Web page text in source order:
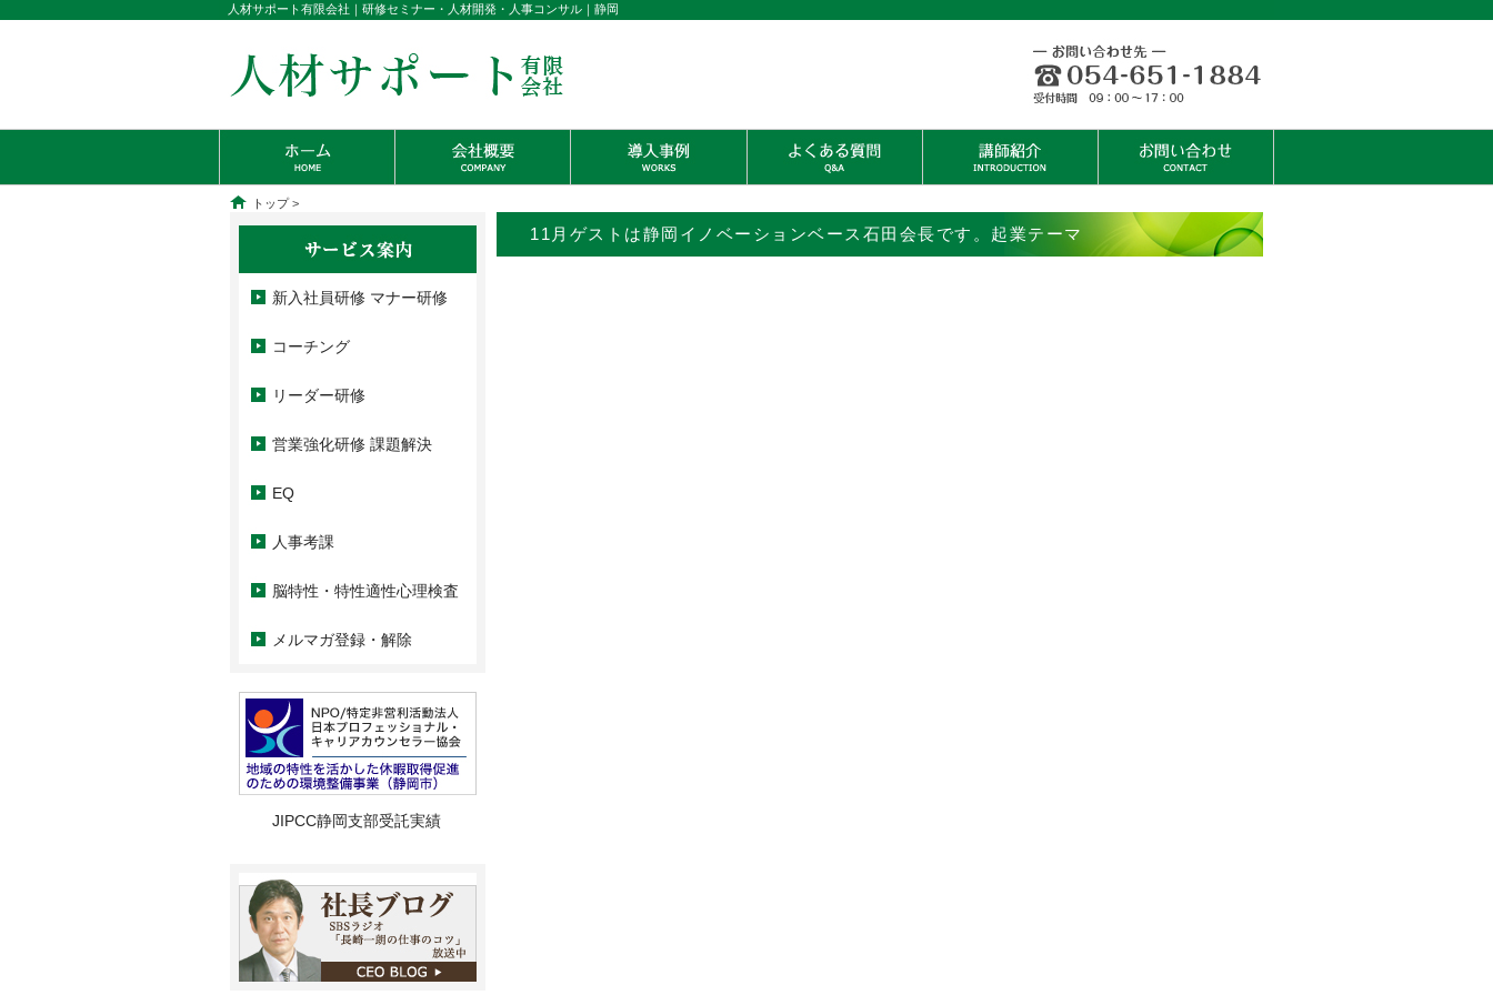
人材サポート有限会社｜研修セミナー・人材開発・人事コンサル｜静岡
トップ>
11月ゲストは静岡イノベーションベース石田会長です。起業テーマ
新入社員研修 マナー研修
コーチング
リーダー研修
営業強化研修 課題解決
EQ
人事考課
脳特性・特性適性心理検査
メルマガ登録・解除
JIPCC静岡支部受託実績